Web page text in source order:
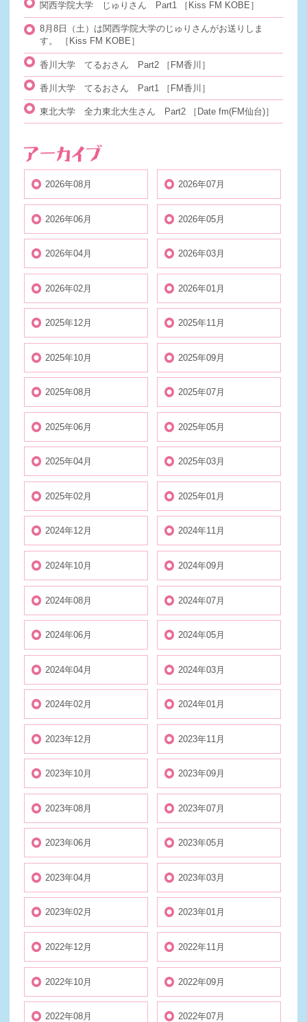
関西学院大学 じゅりさん Part1 ［Kiss FM KOBE］
8月8日（土）は関西学院大学のじゅりさんがお送りしま
す。
［Kiss FM KOBE］
香川大学 てるおさん Part2 ［FM香川］
香川大学 てるおさん Part1 ［FM香川］
東北大学 全力東北大生さん Part2 ［Date fm(FM仙台)］
2026年08月 2026年07月
2026年06月 2026年05月
2026年04月 2026年03月
2026年02月 2026年01月
2025年12月 2025年11月
2025年10月 2025年09月
2025年08月 2025年07月
2025年06月 2025年05月
2025年04月 2025年03月
2025年02月 2025年01月
2024年12月 2024年11月
2024年10月 2024年09月
2024年08月 2024年07月
2024年06月 2024年05月
2024年04月 2024年03月
2024年02月 2024年01月
2023年12月 2023年11月
2023年10月 2023年09月
2023年08月 2023年07月
2023年06月 2023年05月
2023年04月 2023年03月
2023年02月 2023年01月
2022年12月 2022年11月
2022年10月 2022年09月
2022年08月 2022年07月